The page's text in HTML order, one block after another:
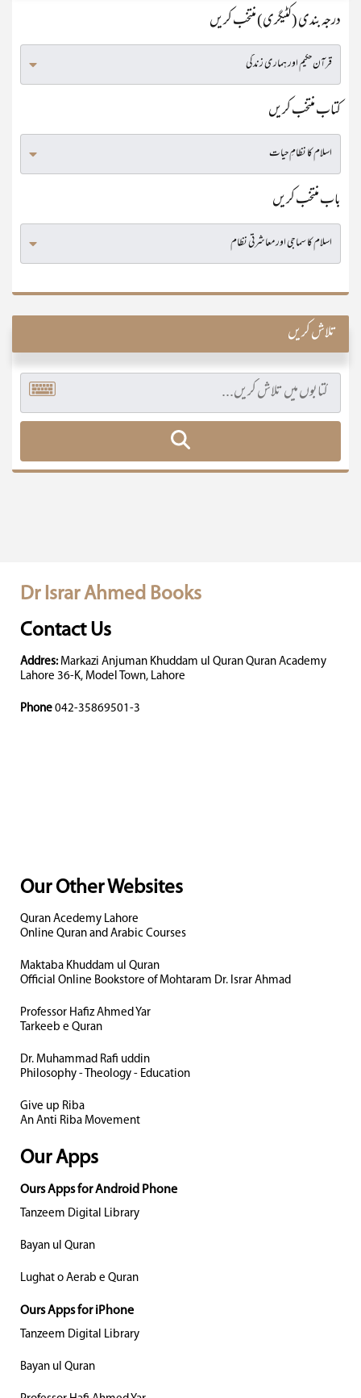
درجہ بندی (کٹیگری) منتخب کریں
کتاب منتخب کریں
باب منتخب کریں
تلاش کریں
Dr Israr Ahmed Books
Contact Us
Addres: Markazi Anjuman Khuddam ul Quran Quran Academy
Lahore 36-K, Model Town, Lahore
Phone 042-35869501-3
Our Other Websites
Quran Acedemy Lahore
Online Quran and Arabic Courses
Maktaba Khuddam ul Quran
Official Online Bookstore of Mohtaram Dr. Israr Ahmad
Professor Hafiz Ahmed Yar
Tarkeeb e Quran
Dr. Muhammad Rafi uddin
Philosophy - Theology - Education
Give up Riba
An Anti Riba Movement
Our Apps
Ours Apps for Android Phone
Tanzeem Digital Library
Bayan ul Quran
Lughat o Aerab e Quran
Ours Apps for iPhone
Tanzeem Digital Library
Bayan ul Quran